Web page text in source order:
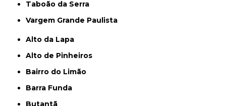
Taboão da Serra
Vargem Grande Paulista
Alto da Lapa
Alto de Pinheiros
Bairro do Limão
Barra Funda